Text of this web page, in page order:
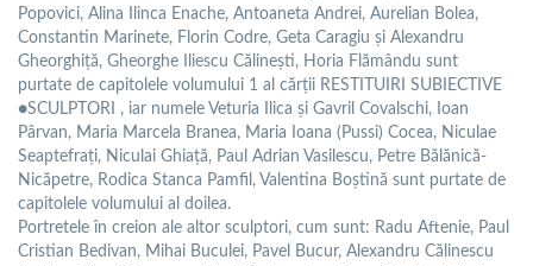
Popovici, Alina Ilinca Enache, Antoaneta Andrei, Aurelian Bolea,
Constantin Marinete, Florin Codre, Geta Caragiu și Alexandru
Gheorghiță, Gheorghe Iliescu Călinești, Horia Flămându sunt
purtate de capitolele volumului 1 al cărții RESTITUIRI SUBIECTIVE
●SCULPTORI , iar numele Veturia Ilica și Gavril Covalschi, Ioan
Pârvan, Maria Marcela Branea, Maria Ioana (Pussi) Cocea, Niculae
Seaptefrați, Niculai Ghiață, Paul Adrian Vasilescu, Petre Bălănică-
Nicăpetre, Rodica Stanca Pamfil, Valentina Boștină sunt purtate de
capitolele volumului al doilea.
Portretele în creion ale altor sculptori, cum sunt: Radu Aftenie, Paul
Cristian Bedivan, Mihai Buculei, Pavel Bucur, Alexandru Călinescu